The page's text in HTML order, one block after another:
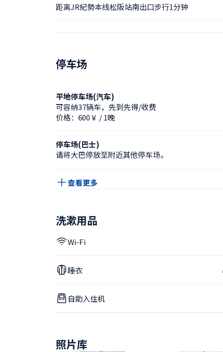
距离JR紀勢本线松阪站南出口步行1分钟
停车场
平地停车场(汽车)
可容纳37辆车，先到先得/收费
价格：600￥ / 1晚
停车场(巴士)
请将大巴停放至附近其他停车场。
查看更多
洗漱用品
Wi-Fi
睡衣
自助入住机
照片库